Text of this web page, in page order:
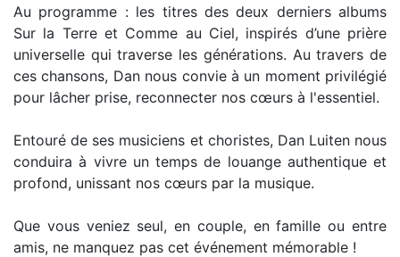
Au programme : les titres des deux derniers albums
Sur la Terre et Comme au Ciel, inspirés d’une prière
universelle qui traverse les générations. Au travers de
ces chansons, Dan nous convie à un moment privilégié
pour lâcher prise, reconnecter nos cœurs à l'essentiel.
Entouré de ses musiciens et choristes, Dan Luiten nous
conduira à vivre un temps de louange authentique et
profond, unissant nos cœurs par la musique.
Que vous veniez seul, en couple, en famille ou entre
amis, ne manquez pas cet événement mémorable !